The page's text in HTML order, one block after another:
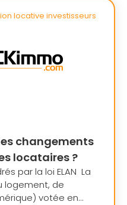
locative investisseurs
les changements
locataires ?
par la loi ELAN La
logement, de
votée en...